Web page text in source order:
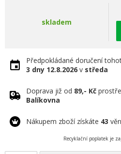
skladem
Předpokládané doručení
3 dny 12.8.2026 v středa
Doprava již od 89,- Kč
Balíkovna
Nákupem zboží získáte 43
Recyklační poplatek je